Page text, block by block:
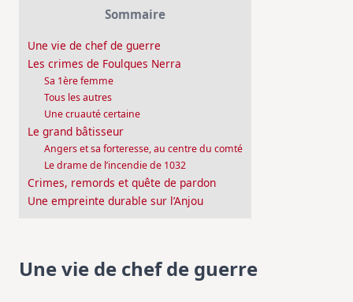
Sommaire
Une vie de chef de guerre
Les crimes de Foulques Nerra
Sa 1ère femme
Tous les autres
Une cruauté certaine
Le grand bâtisseur
Angers et sa forteresse, au centre du comté
Le drame de l’incendie de 1032
Crimes, remords et quête de pardon
Une empreinte durable sur l’Anjou
Une vie de chef de guerre